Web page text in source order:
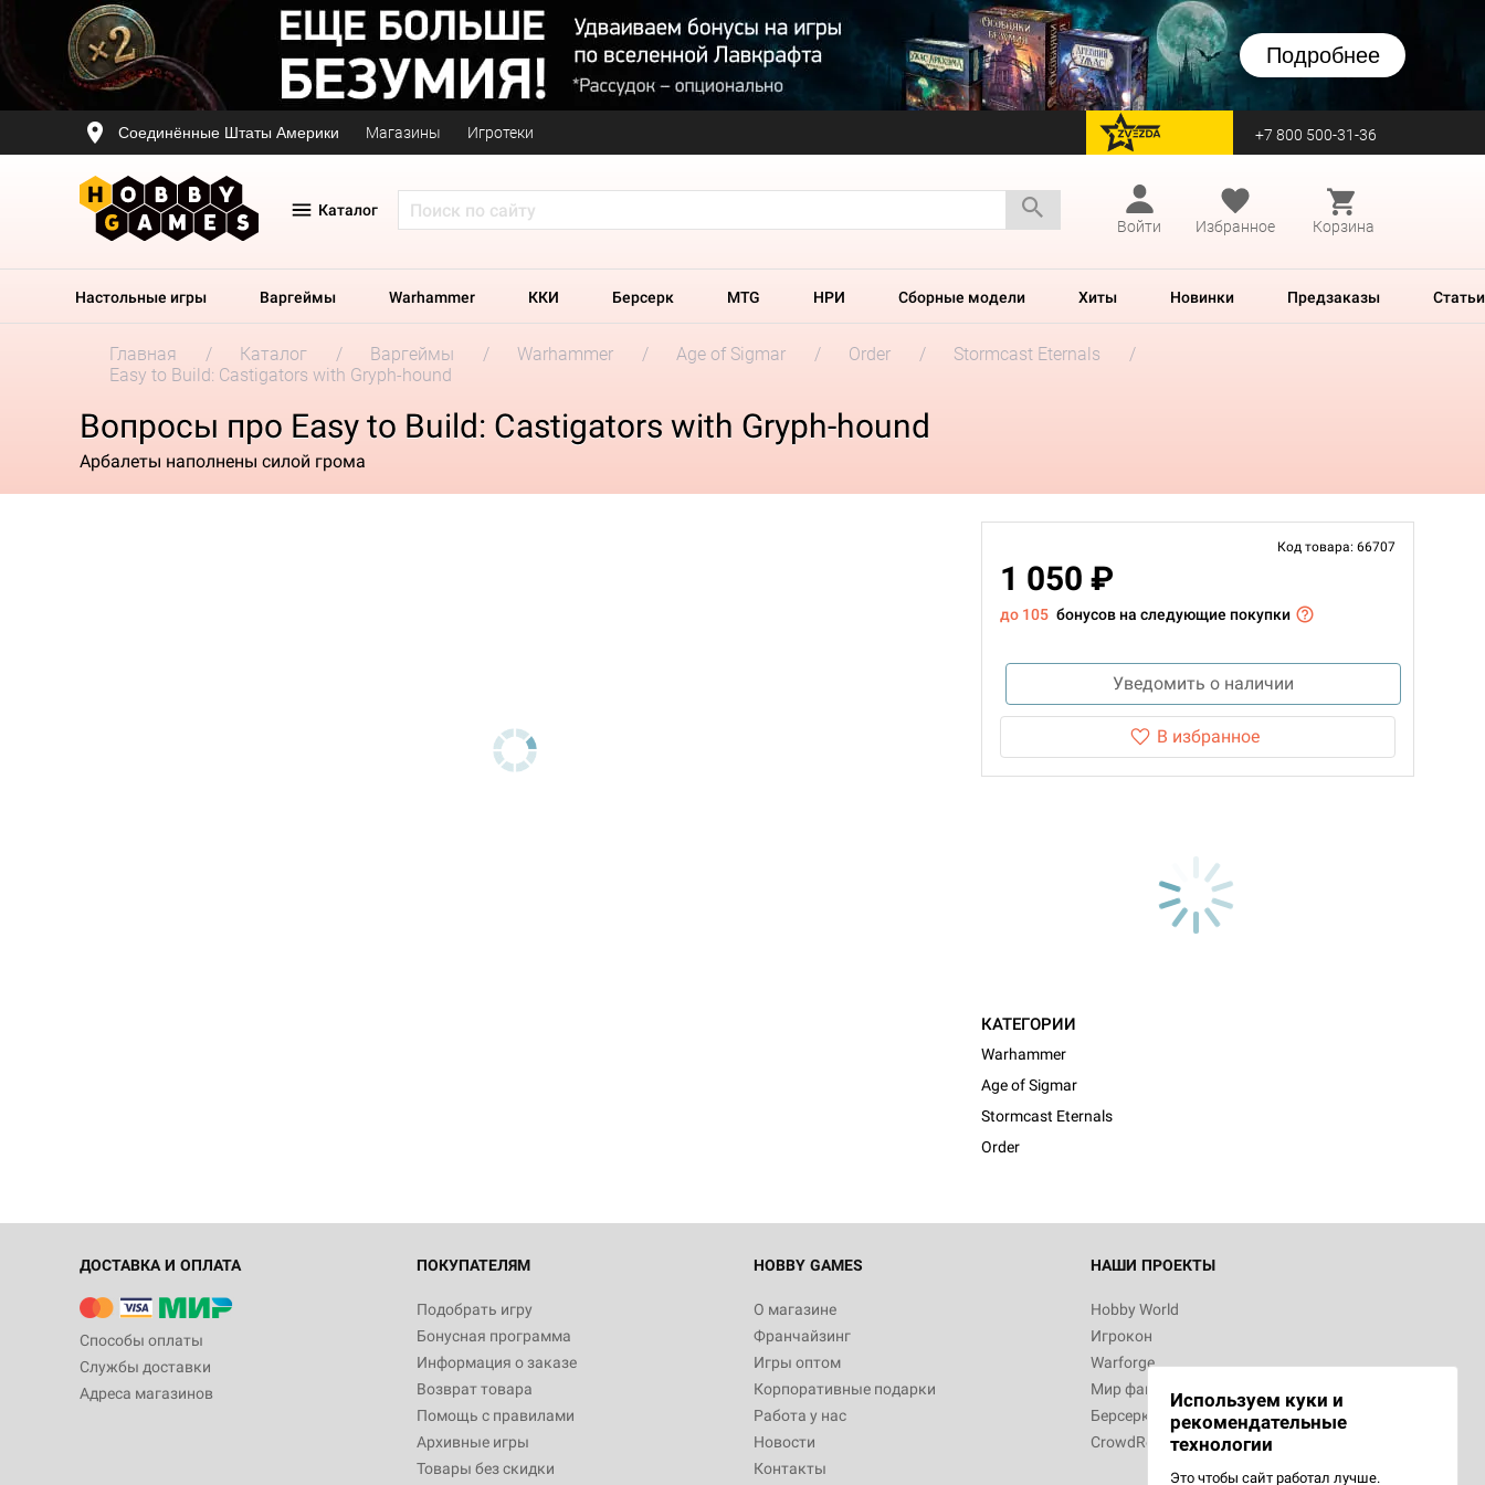
Подробнее
Соединённые Штаты Америки Магазины Игротеки перейти на Zvezda +7 800 500-31-36
Каталог
Войти
Избранное Корзина
Настольные игры Варгеймы Warhammer ККИ Берсерк MTG НРИ Сборные модели Хиты Новинки Предзаказы Статьи
Главная Каталог Варгеймы Warhammer Age of Sigmar Order
Stormcast Eternals
Easy to Build: Castigators with Gryph-hound
Вопросы про Easy to Build: Castigators with Gryph-hound
Арбалеты наполнены силой грома
Код товара: 66707
1 050 ₽
до 105 бонусов на следующие покупки
Уведомить о наличии
В избранное
КАТЕГОРИИ
Warhammer
Age of Sigmar
Stormcast Eternals
Order
ДОСТАВКА И ОПЛАТА
Способы оплаты
Службы доставки
Адреса магазинов
ПОКУПАТЕЛЯМ
Подобрать игру
Бонусная программа
Информация о заказе
Возврат товара
Помощь с правилами
Архивные игры
Товары без скидки
HOBBY GAMES
О магазине
Франчайзинг
Игры оптом
Корпоративные подарки
Работа у нас
Новости
Контакты
НАШИ ПРОЕКТЫ
Hobby World
Игрокон
Warforge
Мир фантастики
Берсерк
CrowdRepublic
Используем куки и
рекомендательные
технологии
Это чтобы сайт работал лучше.